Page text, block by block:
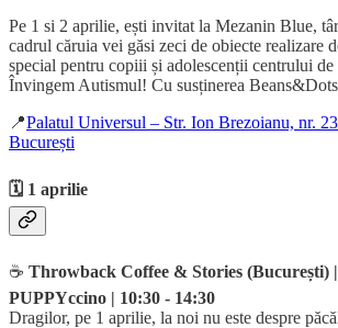
Pe 1 si 2 aprilie, ești invitat la Mezanin Blue,
cadrul căruia vei găsi zeci de obiecte realizare
special pentru copiii și adolescenții centrului
Învingem Autismul! Cu susținerea
📍Palatul Universul – Str. Ion Brezoianu, nr.
București
🗓️ 1 aprilie
☕️ Throwback Coffee & Stories (București)
PUPPYccino | 10:30 - 14:30
Dragilor, pe 1 aprilie, la noi nu este despre